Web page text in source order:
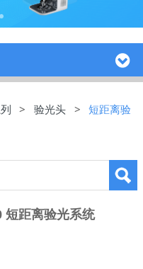
> 验光头 >
短距离验
短距离验光系统